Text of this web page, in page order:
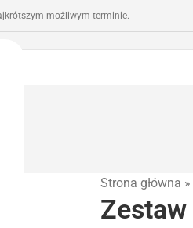
możliwym terminie.
Strona główna »
Zestaw